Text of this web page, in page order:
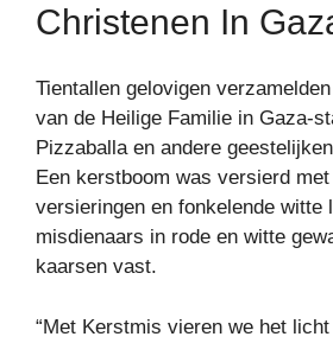
Christenen In
Tientallen gelovigen
van de Heilige Familie in Gaza-
Pizzaballa en andere
Een kerstboom was versierd
versieringen en fonkelende witte
misdienaars in rode en witte
kaarsen vast.
“Met Kerstmis vieren we het